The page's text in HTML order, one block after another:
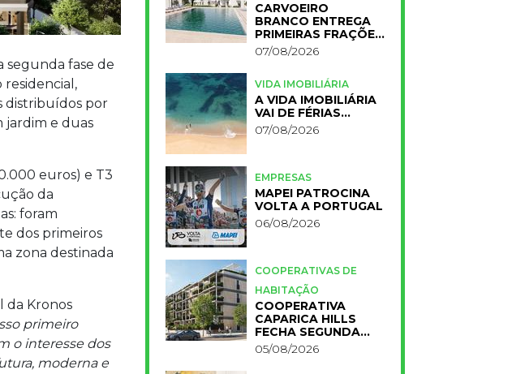
segunda fase de
residencial,
distribuídos por
jardim e duas
euros) e T3
da
foram
dos primeiros
zona destinada
da Kronos
primeiro
o interesse dos
moderna e
CARVOEIRO
BRANCO ENTREGA
PRIMEIRAS FRAÇÕES
DO NOVO RESORT
PRIMELIFE
07/08/2026
VIDA IMOBILIÁRIA
A VIDA IMOBILIÁRIA
VAI DE FÉRIAS…
07/08/2026
EMPRESAS
MAPEI PATROCINA
VOLTA A PORTUGAL
06/08/2026
COOPERATIVAS DE
HABITAÇÃO
COOPERATIVA
CAPARICA HILLS
FECHA SEGUNDA
FASE DO PROJETO
05/08/2026